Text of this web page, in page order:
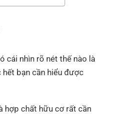
cái nhìn rõ nét thế nào là
bạn cần hiểu được
hợp chất hữu cơ rất cần